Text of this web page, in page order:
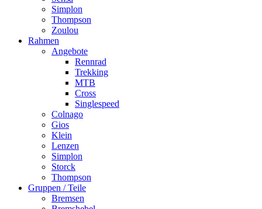
Simplon
Thompson
Zoulou
Rahmen
Angebote
Rennrad
Trekking
MTB
Cross
Singlespeed
Colnago
Gios
Klein
Lenzen
Simplon
Storck
Thompson
Gruppen / Teile
Bremsen